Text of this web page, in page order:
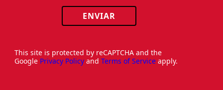
ENVIAR
This site is protected by reCAPTCHA and the
Google Privacy Policy and Terms of Service apply.